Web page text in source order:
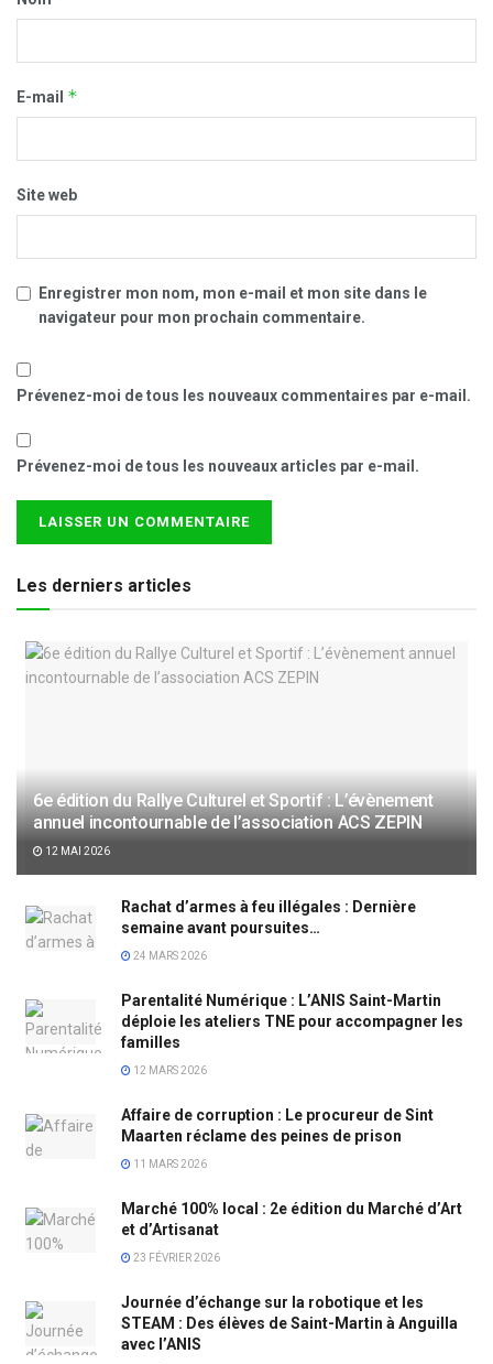
E-mail *
Site web
Enregistrer mon nom, mon e-mail et mon site dans le
navigateur pour mon prochain commentaire.
Prévenez-moi de tous les nouveaux commentaires par e-mail.
Prévenez-moi de tous les nouveaux articles par e-mail.
Les derniers articles
6e édition du Rallye Culturel et Sportif : L’évènement
annuel incontournable de l’association ACS ZEPIN
12 MAI 2026
Rachat d’armes à feu illégales : Dernière
semaine avant poursuites…
24 MARS 2026
Parentalité Numérique : L’ANIS Saint-Martin
déploie les ateliers TNE pour accompagner les
familles
12 MARS 2026
Affaire de corruption : Le procureur de Sint
Maarten réclame des peines de prison
11 MARS 2026
Marché 100% local : 2e édition du Marché d’Art
et d’Artisanat
23 FÉVRIER 2026
Journée d’échange sur la robotique et les
STEAM : Des élèves de Saint-Martin à Anguilla
avec l’ANIS